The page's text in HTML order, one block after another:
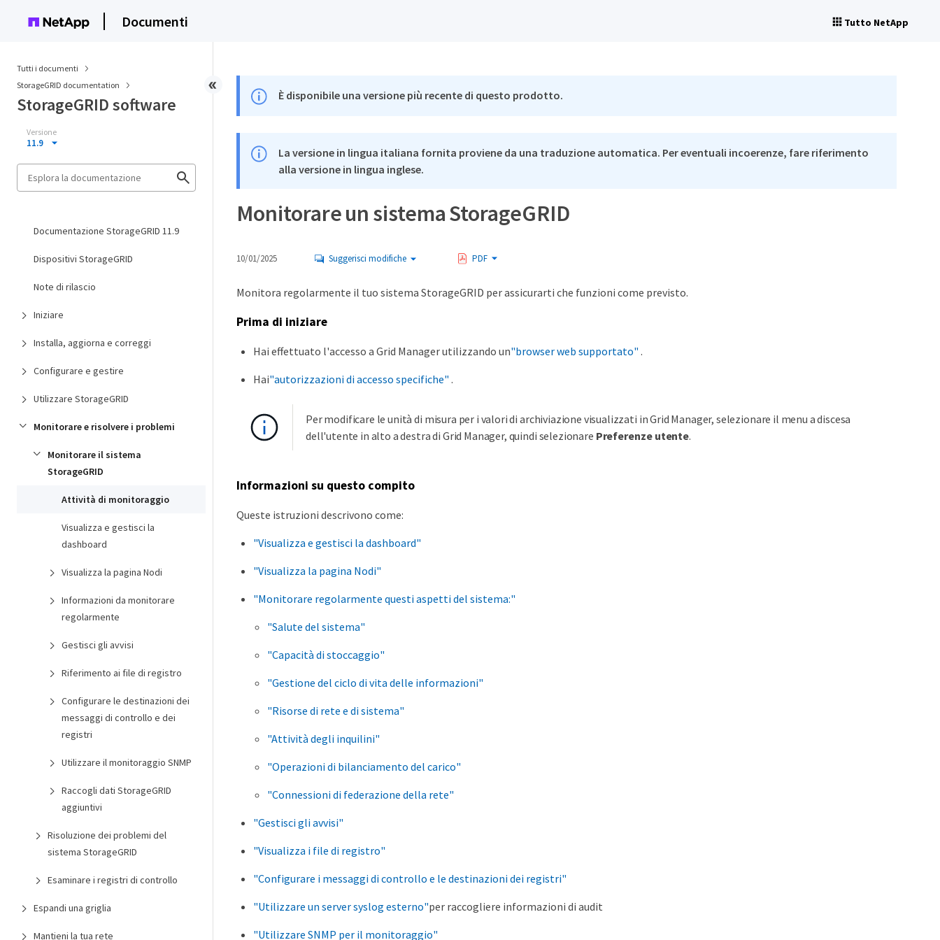
Documenti Tutto NetApp
Tutti i documenti
StorageGRID documentation
StorageGRID software
Versione
11.9
Documentazione StorageGRID 11.9
Dispositivi StorageGRID
Note di rilascio
Iniziare
Installa, aggiorna e correggi
Configurare e gestire
Utilizzare StorageGRID
Monitorare e risolvere i problemi
Monitorare il sistema
StorageGRID
Attività di monitoraggio
Visualizza e gestisci la
dashboard
Visualizza la pagina Nodi
Informazioni da monitorare
regolarmente
Gestisci gli avvisi
Riferimento ai file di registro
Configurare le destinazioni dei
messaggi di controllo e dei
registri
Utilizzare il monitoraggio SNMP
Raccogli dati StorageGRID
aggiuntivi
Risoluzione dei problemi del
sistema StorageGRID
Esaminare i registri di controllo
Espandi una griglia
Mantieni la tua rete
È disponibile una versione più recente di questo prodotto.
La versione in lingua italiana fornita proviene da una traduzione automatica. Per eventuali incoerenze, fare riferimento
alla versione in lingua inglese.
Monitorare un sistema StorageGRID
10/01/2025 Suggerisci modifiche PDF
Monitora regolarmente il tuo sistema StorageGRID per assicurarti che funzioni come previsto.
Prima di iniziare
Hai effettuato l'accesso a Grid Manager utilizzando un"browser web supportato" .
Hai"autorizzazioni di accesso specifiche" .
Per modificare le unità di misura per i valori di archiviazione visualizzati in Grid Manager, selezionare il menu a discesa
dell'utente in alto a destra di Grid Manager, quindi selezionare Preferenze utente.
Informazioni su questo compito
Queste istruzioni descrivono come:
"Visualizza e gestisci la dashboard"
"Visualizza la pagina Nodi"
"Monitorare regolarmente questi aspetti del sistema:"
"Salute del sistema"
"Capacità di stoccaggio"
"Gestione del ciclo di vita delle informazioni"
"Risorse di rete e di sistema"
"Attività degli inquilini"
"Operazioni di bilanciamento del carico"
"Connessioni di federazione della rete"
"Gestisci gli avvisi"
"Visualizza i file di registro"
"Configurare i messaggi di controllo e le destinazioni dei registri"
"Utilizzare un server syslog esterno"per raccogliere informazioni di audit
"Utilizzare SNMP per il monitoraggio"